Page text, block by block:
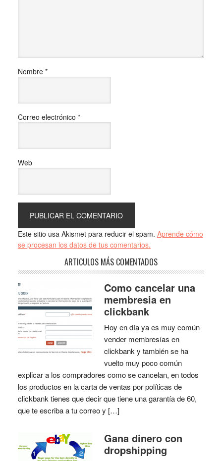
Nombre *
Correo electrónico *
Web
Este sitio usa Akismet para reducir el spam. Aprende cómo
se procesan los datos de tus comentarios.
ARTICULOS MÁS COMENTADOS
Como cancelar una
membresia en
clickbank
Hoy en día ya es muy común
vender membresías en
clickbank y también se ha
vuelto muy poco común
explicar a los compradores como se cancelan, en todos
los productos en la carta de ventas por políticas de
clickbank tienes que decir que tiene una garantía de 60,
que te escriba a tu correo y […]
Gana dinero con
dropshipping